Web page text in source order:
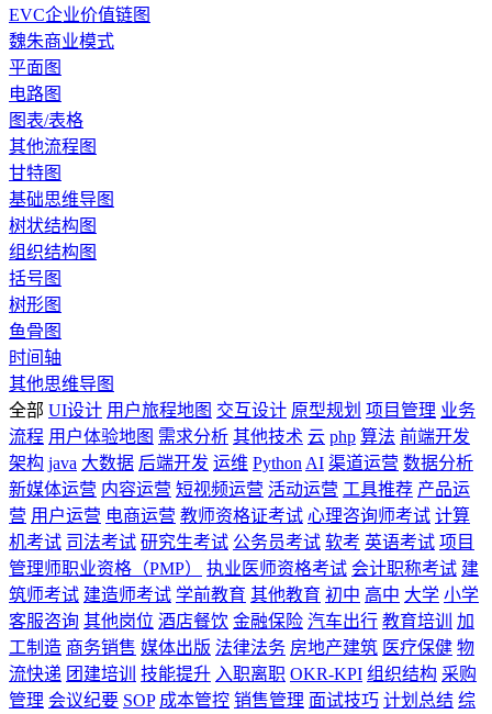
EVC企业价值链图
魏朱商业模式
平面图
电路图
图表/表格
其他流程图
甘特图
基础思维导图
树状结构图
组织结构图
括号图
树形图
鱼骨图
时间轴
其他思维导图
全部 UI设计 用户旅程地图 交互设计 原型规划 项目管理 业务
流程 用户体验地图 需求分析 其他技术 云 php 算法 前端开发
架构 java 大数据 后端开发 运维 Python AI 渠道运营 数据分析
新媒体运营 内容运营 短视频运营 活动运营 工具推荐 产品运
营 用户运营 电商运营 教师资格证考试 心理咨询师考试 计算
机考试 司法考试 研究生考试 公务员考试 软考 英语考试 项目
管理师职业资格（PMP）
执业医师资格考试 会计职称考试 建
筑师考试 建造师考试 学前教育 其他教育 初中 高中 大学 小学
客服咨询 其他岗位 酒店餐饮 金融保险 汽车出行 教育培训
加
工制造 商务销售 媒体出版 法律法务 房地产建筑 医疗保健 物
流快递 团建培训 技能提升 入职离职 OKR-KPI 组织结构 采购
管理 会议纪要 SOP 成本管控 销售管理 面试技巧 计划总结 综